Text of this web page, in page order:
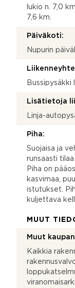
lukio n. 7,0
7,6 km.
Päiväkoti:
Nupurin
Bussipysäkki
Lisätietoja
Linja-
Piha:
Suojaisa ja
runsaasti tilaa
Piha on
kasvimaa,
istutukset.
kuljettava
MUUT
Muut
Kaikkia